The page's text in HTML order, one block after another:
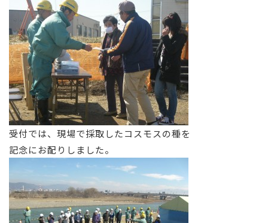
受付では、現場で採取したコスモスの種を
記念にお配りしました。